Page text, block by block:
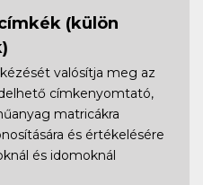
(külön
valósítja meg az
címkenyomtató,
matricákra
és értékelésére
és idomoknál